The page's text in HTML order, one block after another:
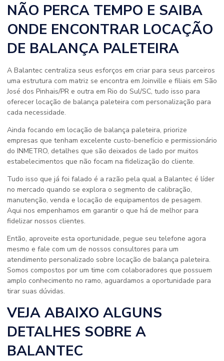
NÃO PERCA TEMPO E SAIBA
ONDE ENCONTRAR LOCAÇÃO
DE BALANÇA PALETEIRA
A Balantec centraliza seus esforços em criar para seus parceiros
uma estrutura com matriz se encontra em Joinville e filiais em São
José dos Pinhais/PR e outra em Rio do Sul/SC, tudo isso para
oferecer locação de balança paleteira com personalização para
cada necessidade.
Ainda focando em locação de balança paleteira, priorize
empresas que tenham excelente custo-benefício e permissionário
do INMETRO, detalhes que são deixados de lado por muitos
estabelecimentos que não focam na fidelização do cliente.
Tudo isso que já foi falado é a razão pela qual a Balantec é líder
no mercado quando se explora o segmento de calibração,
manutenção, venda e locação de equipamentos de pesagem.
Aqui nos empenhamos em garantir o que há de melhor para
fidelizar nossos clientes.
Então, aproveite esta oportunidade, pegue seu telefone agora
mesmo e fale com um de nossos consultores para um
atendimento personalizado sobre locação de balança paleteira.
Somos compostos por um time com colaboradores que possuem
amplo conhecimento no ramo, aguardamos a oportunidade para
tirar suas dúvidas.
VEJA ABAIXO ALGUNS
DETALHES SOBRE A
BALANTEC